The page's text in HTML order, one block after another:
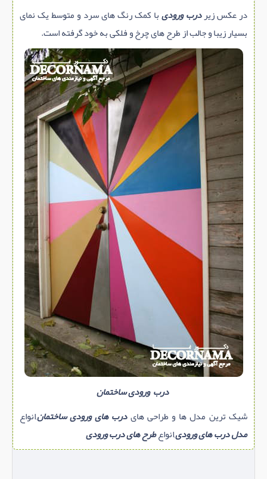
در عکس زیردرب ورودیبا کمک رنگ های سرد و متوسط یک نمای
بسیار زیبا و جالب از طرح های چرخ و فلکی به خود گرفته است.
درب ورودی ساختمان
شیک ترین مدل ها و طراحی هایدرب های ورودی ساختمان,انواع
مدل درب های ورودی,انواعطرح های درب ورودی